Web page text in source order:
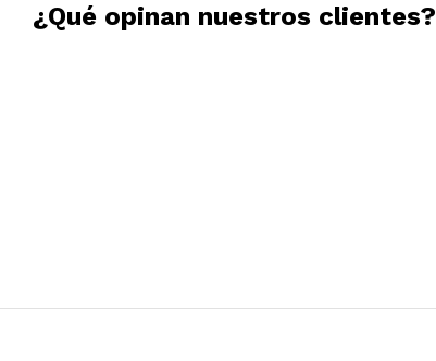
¿Qué opinan nuestros clientes?
Lara
13/12/2017